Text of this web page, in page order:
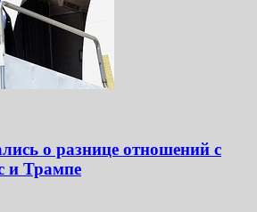
о разнице отношений с
Трампе